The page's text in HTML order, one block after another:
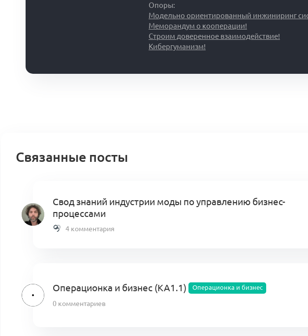
Опоры:
Модельно ориентированный инжиниринг
Меморандум о кооперации!
Строим доверенное взаимодействие!
Кибергуманизм!
Связанные посты
Свод знаний индустрии моды по управлению бизнес-
процессами
4 комментария
Операционка и бизнес (КА1.1) Операционка и бизнес
0 комментариев